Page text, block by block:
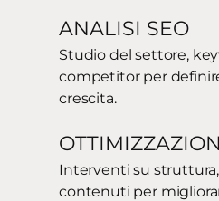
ANALISI SEO
Studio del settore,
competitor per
crescita.
Interventi su
contenuti per